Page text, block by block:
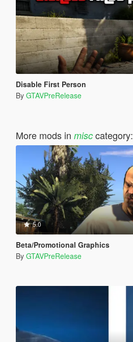
Disable First Person
By GTAVPreRelease
More mods in misccategory:
5.0
Beta/Promotional Graphics
By GTAVPreRelease